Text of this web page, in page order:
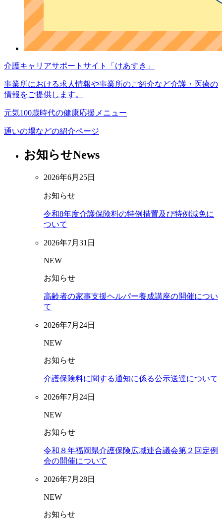
介護キャリアサポートサイト 「けあすき」
事業所における求人情報や事業所のご紹介など介護・医療の
情報をご提供します。
元気100歳時代の健康応援メニュー
通いの場などの紹介ページ
お知らせNews
2026年6月25日
お知らせ
令和8年度介護保険料の特例措置及び特例減免に
ついて
2026年7月31日
NEW
お知らせ
高齢者の家事支援ヘルパー養成講座の開催につい
て
2026年7月24日
NEW
お知らせ
介護保険料に関する通知に係る公示送達について
2026年7月24日
NEW
お知らせ
令和８年福岡県介護保険広域連合議会第２回定例
会の開催について
2026年7月28日
NEW
お知らせ